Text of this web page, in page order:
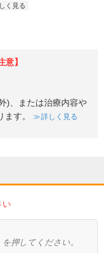
く見る
意】
)、または治療内容や
す。
詳しく見る
い